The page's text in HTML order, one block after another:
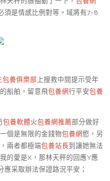
須是情感比例對等。域將有7~8
包養俱樂部 上搜救中間提示受年
船舶，留意飛包養網行平安包養
包養軟體火包養網推薦部分做好
個是無限的金錢物包養網慾，另
兩者都極端包養站長到讓她無法
的愛是X，那林天秤的回應Y應
采取辦法保證路況平安；